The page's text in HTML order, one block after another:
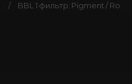
BBL 1 фильтр: Pigment /